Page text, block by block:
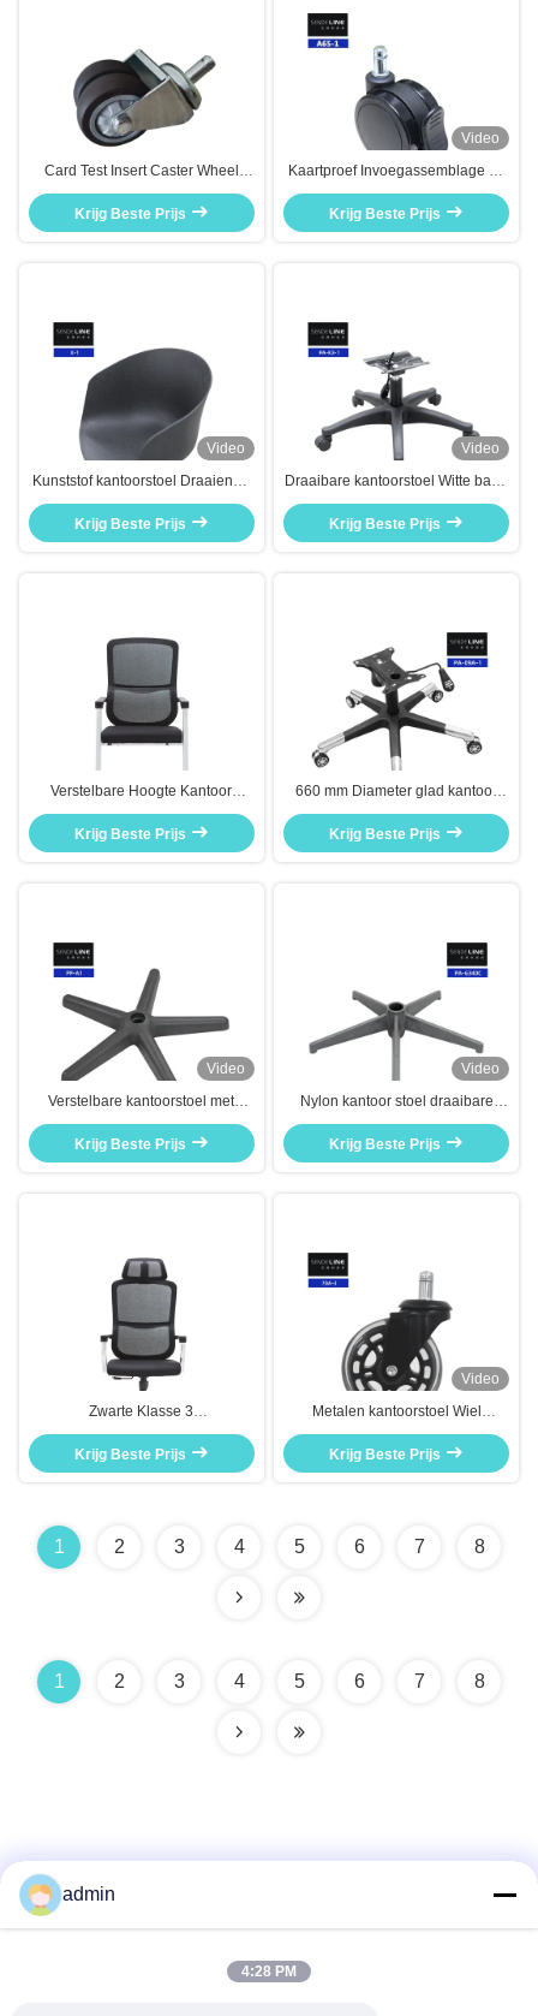
Card Test Insert Caster Wheel
voor kantoorstoel en medisch
karretje TPR zachte lijm 45MM
diameter
Krijg Beste Prijs
Video
Kaartproef Invoegassemblage 65
mm kantoorstoel Caster voor
gemakkelijke mobiliteit en
duurzame wielen
Krijg Beste Prijs
Video
Kunststof kantoorstoel Draaiende
stoel Stoelkoffer Kunststof stoel
accessoires Zwart wit
Krijg Beste Prijs
Video
Draaibare kantoorstoel Witte basis
Verstelbare Nylon
Vijfsterrenvoeten Met Rollers
Krijg Beste Prijs
Verstelbare Hoogte Kantoor
Draaistoel 9,11 kg Gewicht
580×670×1030 Afmetingen
Ergonomische Comfortabele
Krijg Beste Prijs
660 mm Diameter glad kantoor
stoel Wielbasis vervanging 360
graden draaien
Krijg Beste Prijs
Video
Verstelbare kantoorstoel met
draaiende basis Nylon-plastic
vijfsterrenstoel zonder wielen
Krijg Beste Prijs
Video
Nylon kantoor stoel draaibare
basis vijf sterren voet stoel benen
Diameter 660mm 600mm
Krijg Beste Prijs
Zwarte Klasse 3
Explosiebestendige Gaslift
Draaistoel voor Kantoor met
Armleuningen Ergonomische
Krijg Beste Prijs
Video
Metalen kantoorstoel Wiel
vervanging 75 mm Medische
draaiende stoel Wiel vervanging
Krijg Beste Prijs
1 2 3 4 5 6 7 8
1 2 3 4 5 6 7 8
admin
4:28 PM